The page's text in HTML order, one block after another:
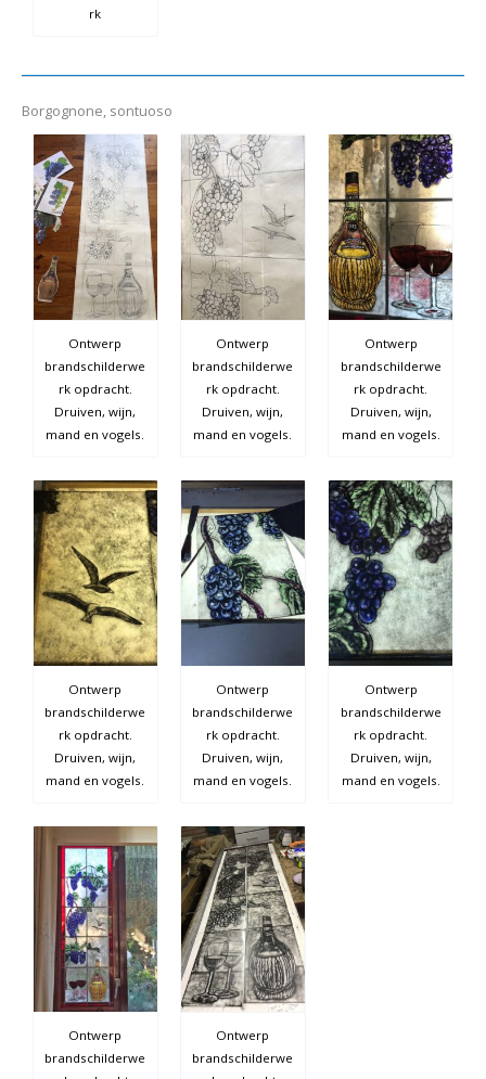
rk
Borgognone, sontuoso
Ontwerp
brandschilderwe
rk opdracht.
Druiven, wijn,
mand en vogels.
Ontwerp
brandschilderwe
rk opdracht.
Druiven, wijn,
mand en vogels.
Ontwerp
brandschilderwe
rk opdracht.
Druiven, wijn,
mand en vogels.
Ontwerp
brandschilderwe
rk opdracht.
Druiven, wijn,
mand en vogels.
Ontwerp
brandschilderwe
rk opdracht.
Druiven, wijn,
mand en vogels.
Ontwerp
brandschilderwe
rk opdracht.
Druiven, wijn,
mand en vogels.
Ontwerp
brandschilderwe
Ontwerp
brandschilderwe